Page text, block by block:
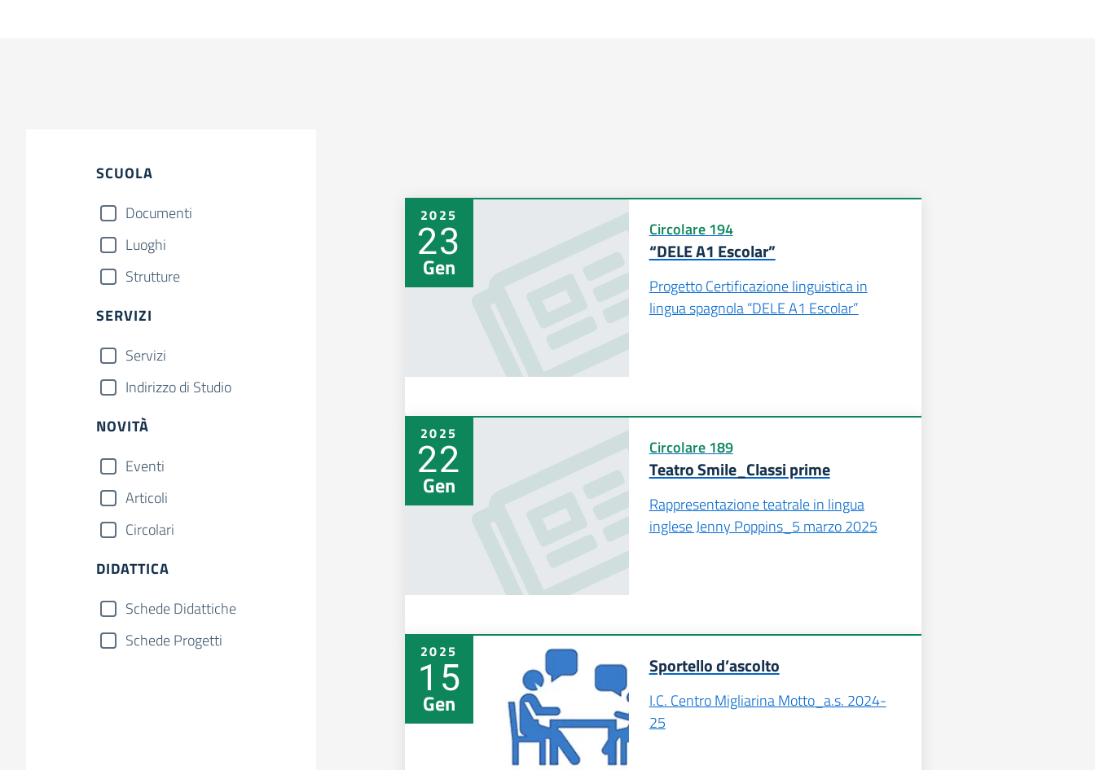
SCUOLA
Documenti
Luoghi
Strutture
SERVIZI
Servizi
Indirizzo di Studio
NOVITÀ
Eventi
Articoli
Circolari
DIDATTICA
Schede Didattiche
Schede Progetti
2025
23
Gen
Circolare 194
“DELE A1 Escolar”
Progetto Certificazione linguistica in
lingua spagnola “DELE A1 Escolar”
2025
22
Gen
Circolare 189
Teatro Smile_Classi prime
Rappresentazione teatrale in lingua
inglese Jenny Poppins_5 marzo 2025
2025
15
Gen
Sportello d’ascolto
I.C. Centro Migliarina Motto_a.s. 2024-
25